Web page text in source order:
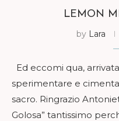
LEMON
by Lara
Ed eccomi qua,
sperimentare e
sacro. Ringrazio
Golosa” tantissimo